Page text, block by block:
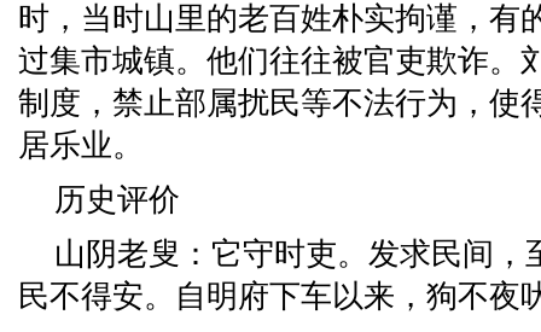
时，当时山里的老百姓朴实拘谨，有
过集市城镇。他们往往被官吏欺诈。
制度，禁止部属扰民等不法行为，使
居乐业。
历史评价
山阴老叟：它守时吏。发求民间，
民不得安。自明府下车以来，狗不夜